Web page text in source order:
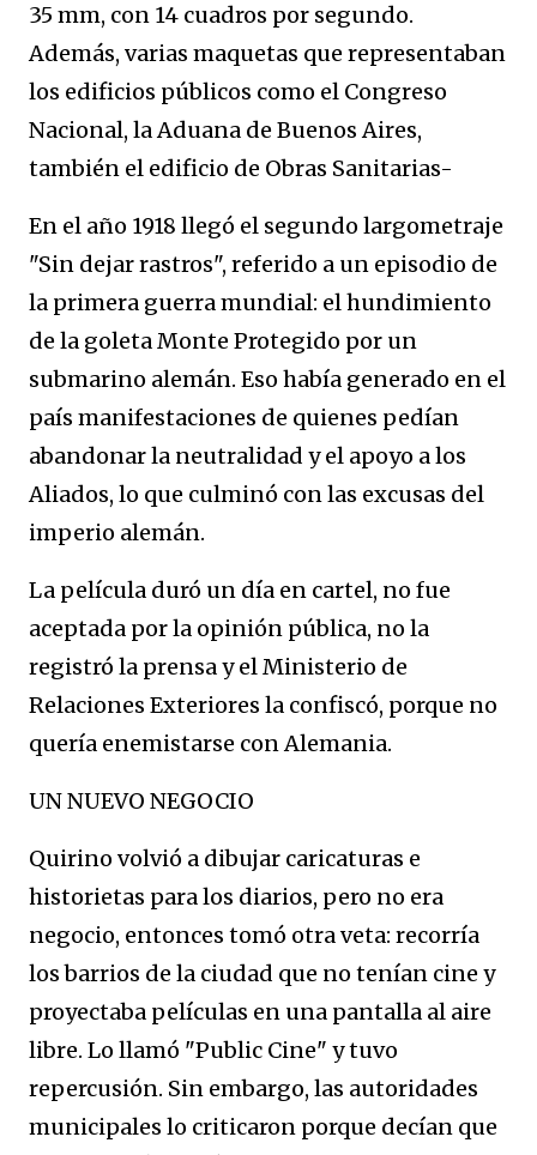
35 mm, con 14 cuadros por segundo.
Además, varias maquetas que representaban
los edificios públicos como el Congreso
Nacional, la Aduana de Buenos Aires,
también el edificio de Obras Sanitarias-
En el año 1918 llegó el segundo largometraje
"Sin dejar rastros", referido a un episodio de
la primera guerra mundial: el hundimiento
de la goleta Monte Protegido por un
submarino alemán. Eso había generado en el
país manifestaciones de quienes pedían
abandonar la neutralidad y el apoyo a los
Aliados, lo que culminó con las excusas del
imperio alemán.
La película duró un día en cartel, no fue
aceptada por la opinión pública, no la
registró la prensa y el Ministerio de
Relaciones Exteriores la confiscó, porque no
quería enemistarse con Alemania.
UN NUEVO NEGOCIO
Quirino volvió a dibujar caricaturas e
historietas para los diarios, pero no era
negocio, entonces tomó otra veta: recorría
los barrios de la ciudad que no tenían cine y
proyectaba películas en una pantalla al aire
libre. Lo llamó "Public Cine" y tuvo
repercusión. Sin embargo, las autoridades
municipales lo criticaron porque decían que